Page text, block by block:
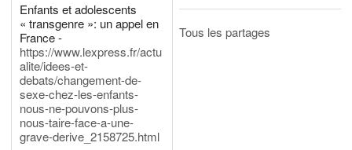
Enfants et adolescents
« transgenre »: un appel en
France -
https://www.lexpress.fr/actu
alite/idees-et-
debats/changement-de-
sexe-chez-les-enfants-
nous-ne-pouvons-plus-
nous-taire-face-a-une-
grave-derive_2158725.html
Tous les partages